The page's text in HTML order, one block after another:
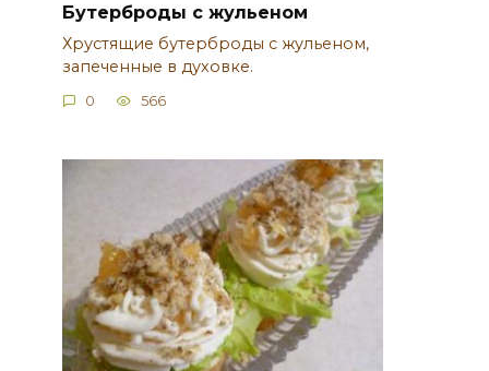
Бутерброды с жульеном
Хрустящие бутерброды с жульеном,
запеченные в духовке.
0 566